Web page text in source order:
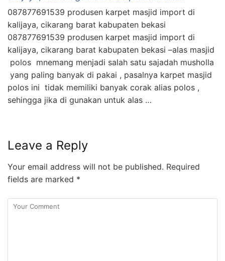
087877691539 produsen karpet masjid import di
kalijaya, cikarang barat kabupaten bekasi
087877691539 produsen karpet masjid import di
kalijaya, cikarang barat kabupaten bekasi –alas masjid
polos mnemang menjadi salah satu sajadah musholla
yang paling banyak di pakai , pasalnya karpet masjid
polos ini tidak memiliki banyak corak alias polos ,
sehingga jika di gunakan untuk alas …
Leave a Reply
Your email address will not be published. Required
fields are marked *